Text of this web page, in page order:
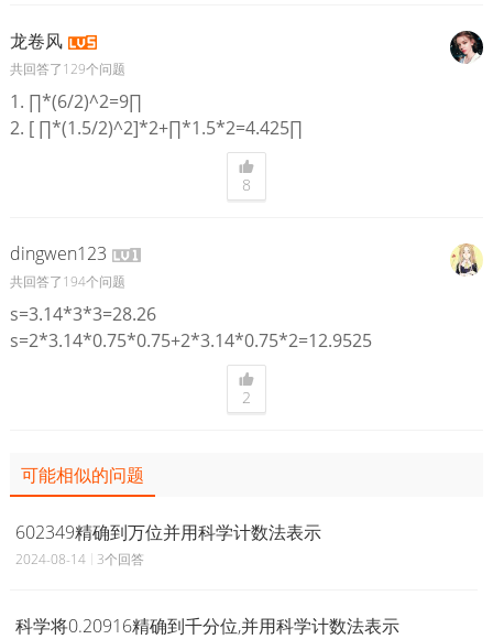
龙卷风
共回答了129个问题
1. ∏*(6/2)^2=9∏
2. [ ∏*(1.5/2)^2]*2+∏*1.5*2=4.425∏
8
dingwen123
共回答了194个问题
s=3.14*3*3=28.26
s=2*3.14*0.75*0.75+2*3.14*0.75*2=12.9525
2
可能相似的问题
602349精确到万位并用科学计数法表示
2024-08-14 3个回答
科学将0.20916精确到千分位,并用科学计数法表示